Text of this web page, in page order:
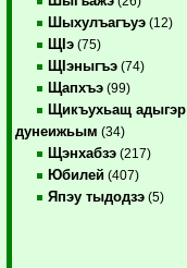
Шыхулъагъуэ (12)
ЩIэ (75)
ЩIэныгъэ (74)
Щапхъэ (99)
Щикъухьащ адыгэр
дунеижьым (34)
Щэнхабзэ (217)
Юбилей (407)
Япэу тыдодзэ (5)